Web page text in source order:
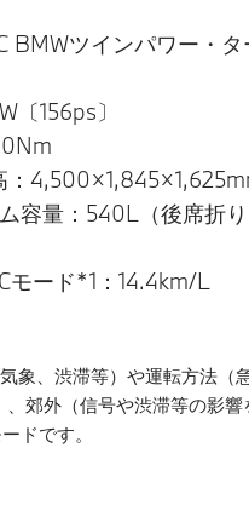
BMWツインパワー・タ
〔156ps〕
容量：540L（後席折
モード*1：14.4km/L
象、渋滞等）や運転方法（
郊外（信号や渋滞等の影
ドです。